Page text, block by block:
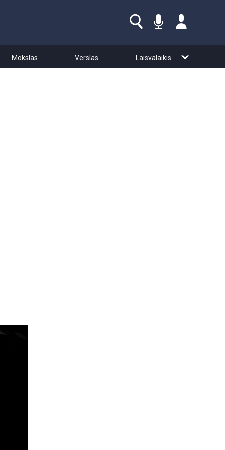
Mokslas Verslas Laisvalaikis